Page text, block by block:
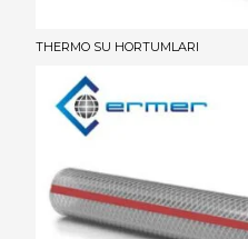
THERMO SU HORTUMLARI